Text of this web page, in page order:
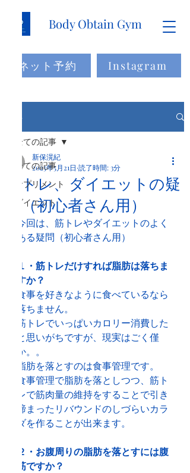
Body Obtain Gym
ネット予約 Instagram
記事
全ての記事
サプリメント
ダイエット
全ての記事
筋トレ、ダイエットの疑
問（初心者さん用）
新保滉紀
2025年5月21日 読了時間: 3分
今回は、筋トレやダイエットのよく
ある疑問（初心者さん用）
１・筋トレだけすれば脂肪は落ちま
すか？
食事を好きなように食べているなら
落ちません。
筋トレでいっぱいカロリー消費した
と思いがちですが、現実はごく僅
か。。
脂肪を落とすのは食事管理です。
食事管理で脂肪を落としつつ、筋ト
レで筋肉量の維持をすることで引き
締まったリバウンドのしづらいカラ
ダを作ることが出来ます。
２・お腹周りの脂肪を落とすには腹
筋ですか？